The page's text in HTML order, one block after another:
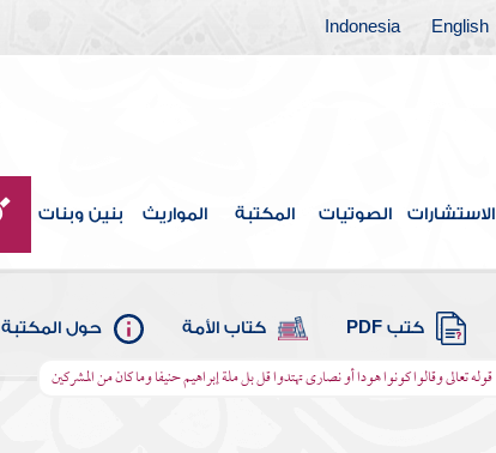
English
Indonesia
الاستشارات الصوتيات المكتبة المواريث بنين وبنات
كتب PDF كتاب الأمة حول المكتبة
قوله تعالى وقالوا كونوا هودا أو نصارى تهتدوا قل بل ملة إبراهيم حنيفا وما كان من المشركين